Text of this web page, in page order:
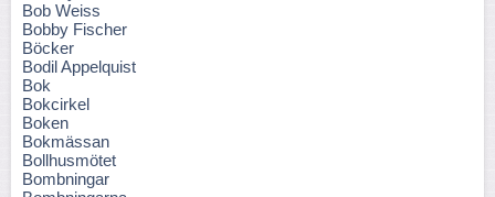
Bob Weiss
Bobby Fischer
Böcker
Bodil Appelquist
Bok
Bokcirkel
Boken
Bokmässan
Bollhusmötet
Bombningar